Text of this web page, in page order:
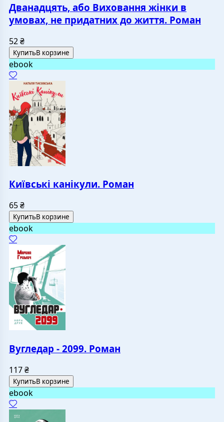
Дванадцять, або Виховання жінки в
умовах, не придатних до життя. Роман
52₴
КупитьВ корзине
ebook
Київські канікули. Роман
65₴
КупитьВ корзине
ebook
Вугледар - 2099. Роман
117₴
КупитьВ корзине
ebook